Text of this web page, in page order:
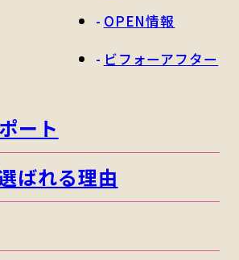
OPEN情報
ビフォーアフター
ート
ばれる理由